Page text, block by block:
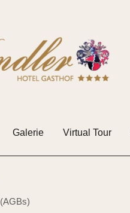
Galerie Virtual Tour
(AGBs)